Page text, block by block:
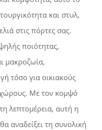
και στυλ,
στις πόρτες σας.
ποιότητας,
μακροζωία,
τόσο για οικιακούς
χώρους. Με τον κομψό
λεπτομέρεια, αυτή η
αναδείξει τη συνολική